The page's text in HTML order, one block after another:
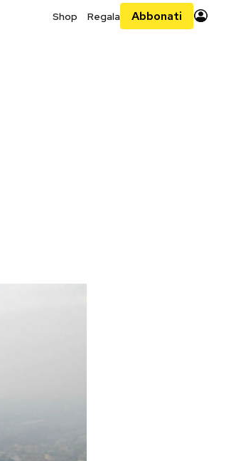
Shop Regala Abbonati